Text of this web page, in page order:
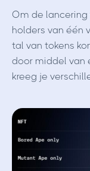
Om de lancering
holders van één
tal van tokens
door middel van
kreeg je